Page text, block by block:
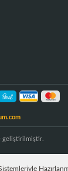
geliştirilmiştir.